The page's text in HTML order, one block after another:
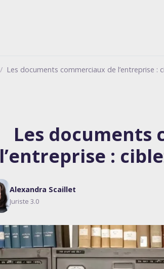
Les documents commerciaux de l’entreprise :
Les documents
l’entreprise :
Alexandra Scaillet
Juriste 3.0